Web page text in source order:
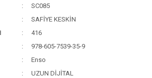
SC085
SAFİYE KESKİN
416
978-605-7539-35-9
Enso
UZUN DİJİTAL